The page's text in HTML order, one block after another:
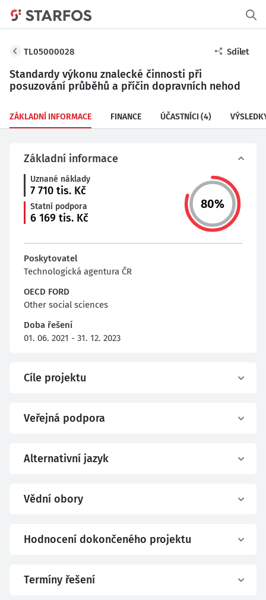
TL05000028 Sdílet
Standardy výkonu znalecké činnosti při
posuzování průběhů a příčin dopravních nehod
ZÁKLADNÍ INFORMACE FINANCE ÚČASTNÍCI (4)
Základní informace
Uznané náklady
7 710 tis. Kč
Statní podpora
6 169 tis. Kč
80%
Poskytovatel
Technologická agentura ČR
OECD FORD
Other social sciences
Doba řešení
01. 06. 2021 - 31. 12. 2023
Cíle projektu
Veřejná podpora
Alternativní jazyk
Vědní obory
Hodnocení dokončeného projektu
Termíny řešení